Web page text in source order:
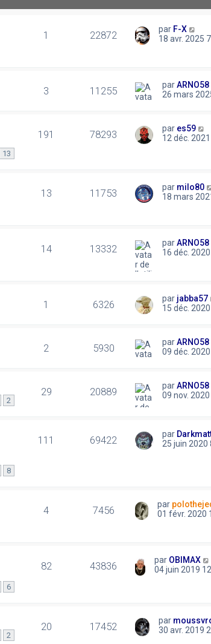
1 22872 par F-X
18 avr. 2025
3 11255 parARNO58
26 mars
13
191 78293 par es59
12 déc.
13 11753 par milo80
18 mars
14 13332 parARNO58
16 déc.
1 6326 par jabba57
15 déc.
2 5930 parARNO58
09 déc.
2
29 20889 parARNO58
09 nov.
8
111 69422 par
25 juin 2020
4 7456 par
01 févr. 2020
6
82 43836 par OBIMAX
04 juin 2019
2
20 17452 par
30 avr. 2019